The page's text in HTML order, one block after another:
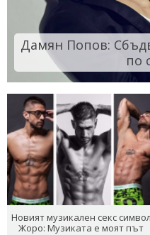
Дамян Попов:
по
Новият музикален секс символ
Жоро: Музиката е моят път